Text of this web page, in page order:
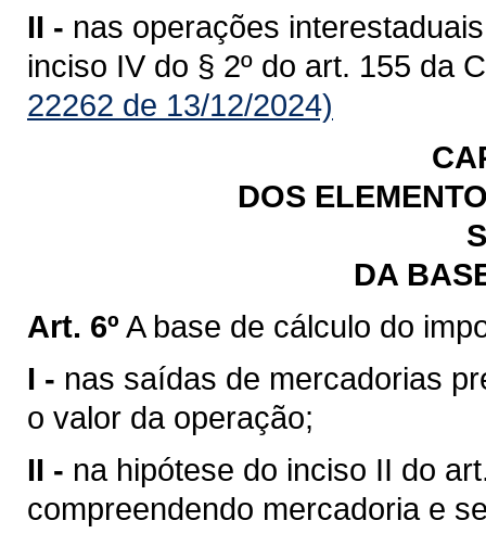
II - nas operações
inciso IV do § 2º do art. 155 da
22262 de 13/12/2024)
DOS
DA
Art. 6º A base de cálculo do
I - nas saídas de mercadorias
o valor da operação;
II - na hipótese do inciso II do
compreendendo mercadoria e